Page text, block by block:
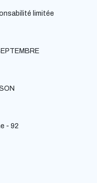
limitée
- 92